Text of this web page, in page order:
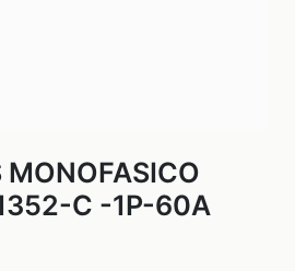
MONOFASICO
C -1P-60A